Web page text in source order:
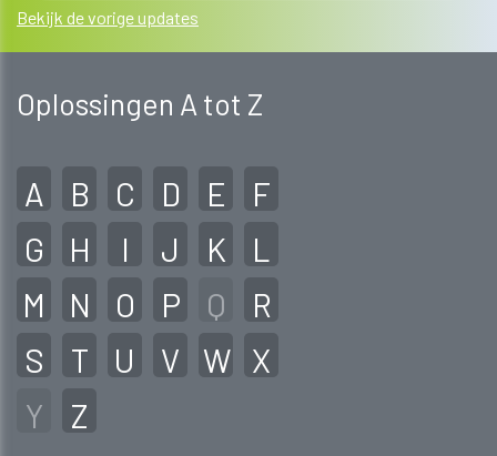
Bekijk de vorige updates
Oplossingen A tot Z
A B C D E
F
G
H I J K
L
M
N O P Q
R
S
T U V W X
Y
Z